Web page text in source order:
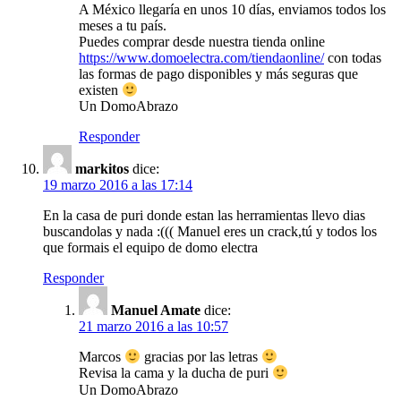
A México llegaría en unos 10 días, enviamos todos los
meses a tu país.
Puedes comprar desde nuestra tienda online
https://www.domoelectra.com/tiendaonline/con todas
las formas de pago disponibles y más seguras que
existen
Un DomoAbrazo
Responder
markitos dice:
19 marzo 2016 a las 17:14
En la casa de puri donde estan las herramientas llevo dias
buscandolas y nada :((( Manuel eres un crack,tú y todos los
que formais el equipo de domo electra
Responder
Manuel Amate dice:
21 marzo 2016 a las 10:57
Marcos
gracias por las letras
Revisa la cama y la ducha de puri
Un DomoAbrazo